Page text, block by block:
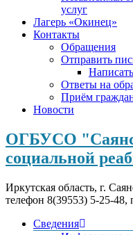
услуг
Лагерь «Окинец»
Контакты
Обращения
Отправить
Ответы на
Приём
Новости
ОГБУСО
социальной
Иркутская область, г.
телефон 8(39553) 5-25-48,
Сведения